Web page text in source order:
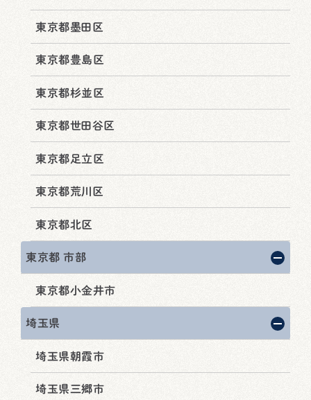
東京都墨田区
東京都豊島区
東京都杉並区
東京都世田谷区
東京都足立区
東京都荒川区
東京都北区
東京都 市部
東京都小金井市
埼玉県
埼玉県朝霞市
埼玉県三郷市